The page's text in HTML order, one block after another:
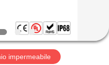
impermeabile